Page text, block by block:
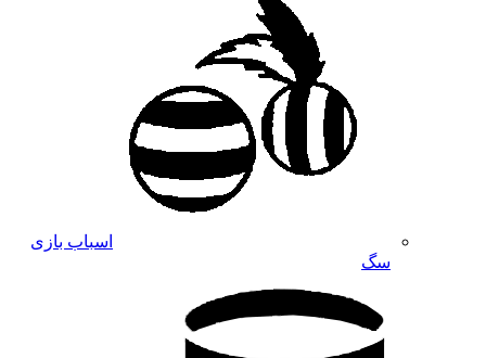
اسباب بازی
سگ